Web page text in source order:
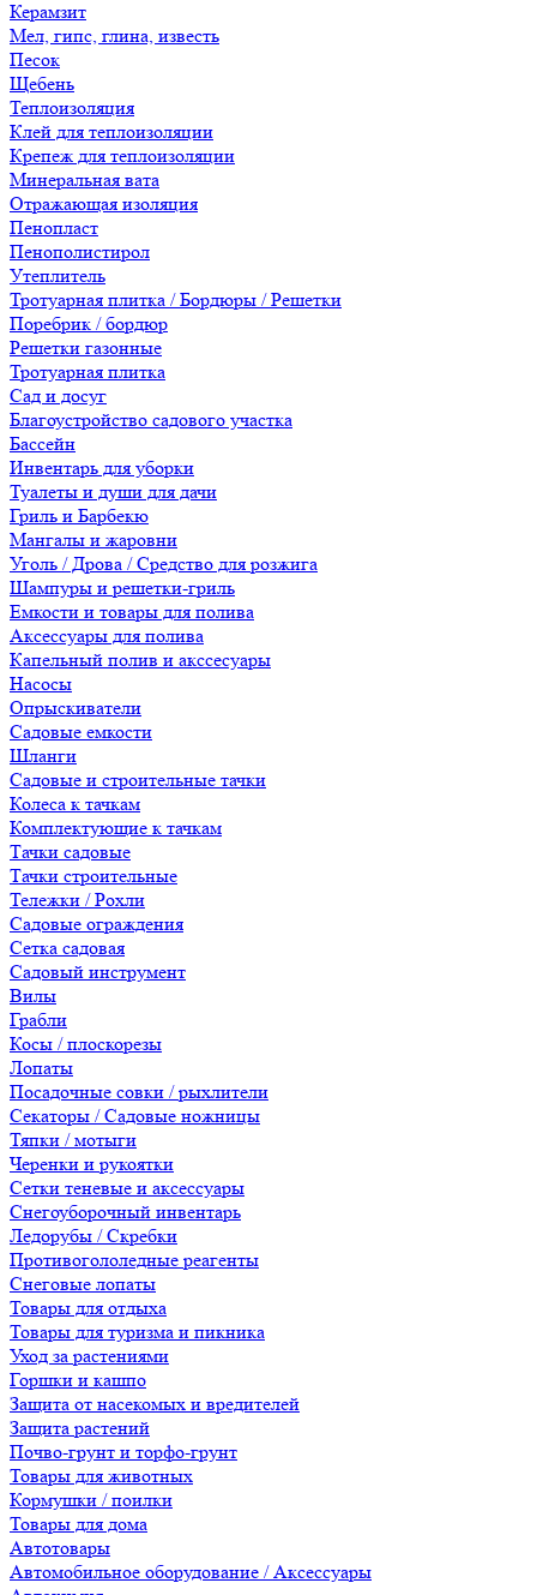
Керамзит
Мел, гипс, глина, известь
Песок
Щебень
Теплоизоляция
Клей для теплоизоляции
Крепеж для теплоизоляции
Минеральная вата
Отражающая изоляция
Пенопласт
Пенополистирол
Утеплитель
Тротуарная плитка / Бордюры / Решетки
Поребрик / бордюр
Решетки газонные
Тротуарная плитка
Сад и досуг
Благоустройство садового участка
Бассейн
Инвентарь для уборки
Туалеты и души для дачи
Гриль и Барбекю
Мангалы и жаровни
Уголь / Дрова / Средство для розжига
Шампуры и решетки-гриль
Емкости и товары для полива
Аксессуары для полива
Капельный полив и акссесуары
Насосы
Опрыскиватели
Садовые емкости
Шланги
Садовые и строительные тачки
Колеса к тачкам
Комплектующие к тачкам
Тачки садовые
Тачки строительные
Тележки / Рохли
Садовые ограждения
Сетка садовая
Садовый инструмент
Вилы
Грабли
Косы / плоскорезы
Лопаты
Посадочные совки / рыхлители
Секаторы / Садовые ножницы
Тяпки / мотыги
Черенки и рукоятки
Сетки теневые и аксессуары
Снегоуборочный инвентарь
Ледорубы / Скребки
Противогололедные реагенты
Снеговые лопаты
Товары для отдыха
Товары для туризма и пикника
Уход за растениями
Горшки и кашпо
Защита от насекомых и вредителей
Защита растений
Почво-грунт и торфо-грунт
Товары для животных
Кормушки / поилки
Товары для дома
Автотовары
Автомобильное оборудование / Аксессуары